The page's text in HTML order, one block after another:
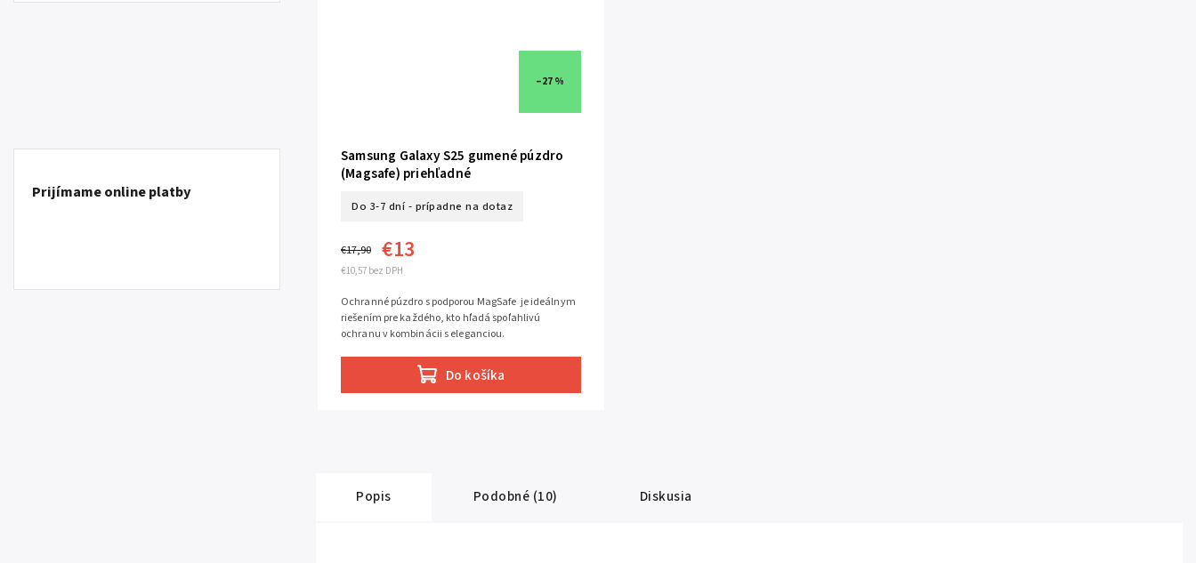
Prijímame online platby
–27 %
Samsung Galaxy S25 gumené púzdro
(Magsafe) priehľadné
Do 3-7 dní - prípadne na dotaz
€10,57 bez DPH
€17,90 €13
Do košíka
Ochranné púzdro s podporou MagSafe je ideálnym
riešením pre každého, kto hľadá spoľahlivú
ochranu v kombinácii s eleganciou.
Popis Podobné (10) Diskusia